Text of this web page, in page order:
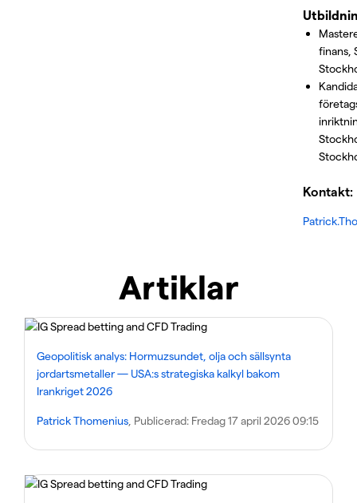
finans,
Kontakt:
Artiklar
Geopolitisk analys: Hormuzsundet, olja och sällsynta
jordartsmetaller — USA:s strategiska kalkyl bakom
Irankriget 2026
Patrick Thomenius , Publicerad: Fredag 17 april 2026 09:15